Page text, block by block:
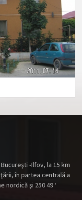
-Ilfov, la 15 km
în partea centrală a
nordică şi 250 49 ‘